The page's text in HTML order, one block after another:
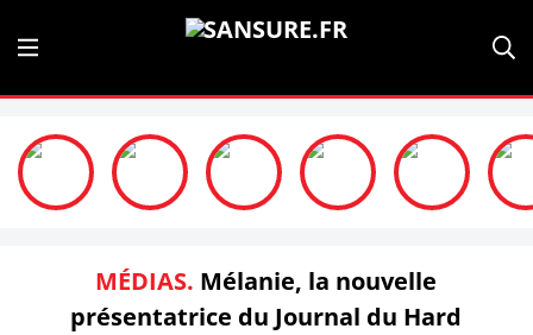
MÉDIAS. Mélanie, la nouvelle
présentatrice du Journal du Hard